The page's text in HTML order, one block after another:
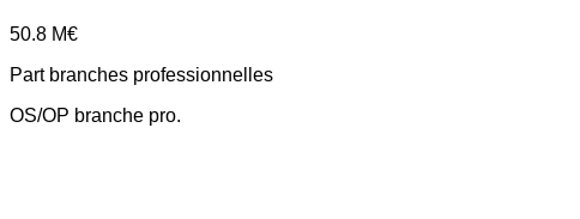
50.8 M€
Part branches professionnelles
OS/OP branche pro.